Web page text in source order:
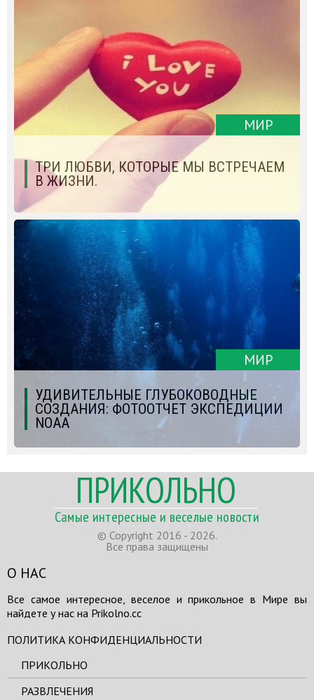
МИР
ТРИ ЛЮБВИ, КОТОРЫЕ МЫ ВСТРЕЧАЕМ
В ЖИЗНИ.
МИР
УДИВИТЕЛЬНЫЕ ГЛУБОКОВОДНЫЕ
СОЗДАНИЯ: ФОТООТЧЕТ ЭКСПЕДИЦИИ
NOAA
ПРИКОЛЬНО
Самые интересные и веселые новости
© Copyright 2016 - 2026.
Все права защищены
О НАС
Все самое интересное, веселое и прикольное в Мире вы
найдете у нас на Prikolno.cc
ПОЛИТИКА КОНФИДЕНЦИАЛЬНОСТИ
ПРИКОЛЬНО
РАЗВЛЕЧЕНИЯ